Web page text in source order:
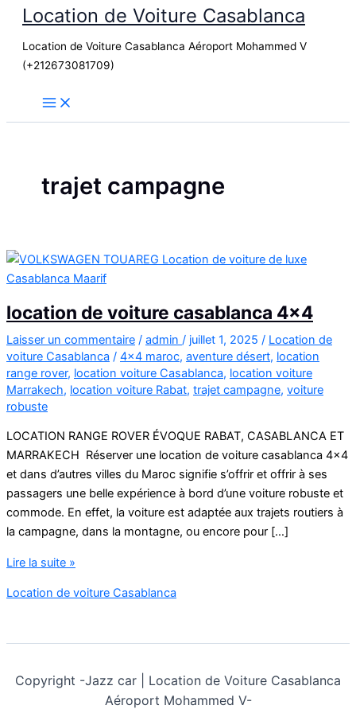
contenu
Location de Voiture Casablanca
Location de Voiture Casablanca Aéroport Mohammed V
(+212673081709)
trajet campagne
location de voiture casablanca 4×4
Laisser un commentaire / admin / juillet 1, 2025 / Location de
voiture Casablanca / 4x4 maroc, aventure désert, location
range rover, location voiture Casablanca, location voiture
Marrakech, location voiture Rabat, trajet campagne, voiture
robuste
LOCATION RANGE ROVER ÉVOQUE RABAT, CASABLANCA ET
MARRAKECH Réserver une location de voiture casablanca 4×4
et dans d’autres villes du Maroc signifie s’offrir et offrir à ses
passagers une belle expérience à bord d’une voiture robuste et
commode. En effet, la voiture est adaptée aux trajets routiers à
la campagne, dans la montagne, ou encore pour […]
location
voiture
Lire la suite »
Location de voiture Casablanca
Copyright -Jazz car | Location de Voiture Casablanca
Aéroport Mohammed V-